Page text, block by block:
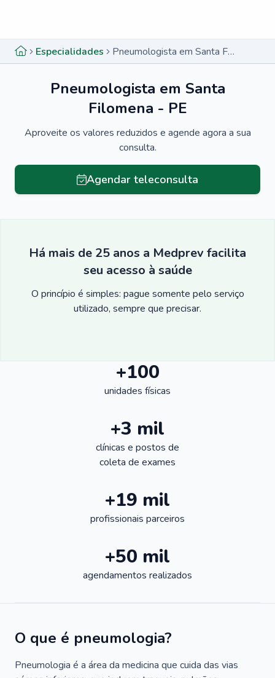
Especialidades Pneumologista em Santa Filomena - PE
Pneumologista em Santa
Filomena - PE
Aproveite os valores reduzidos e agende agora a sua
consulta.
Agendar teleconsulta
Há mais de 25 anos a Medprev facilita
seu acesso à saúde
O princípio é simples: pague somente pelo serviço
utilizado, sempre que precisar.
+100
unidades físicas
+3 mil
clínicas e postos de
coleta de exames
+19 mil
profissionais parceiros
+50 mil
agendamentos realizados
O que é pneumologia?
Pneumologia é a área da medicina que cuida das vias